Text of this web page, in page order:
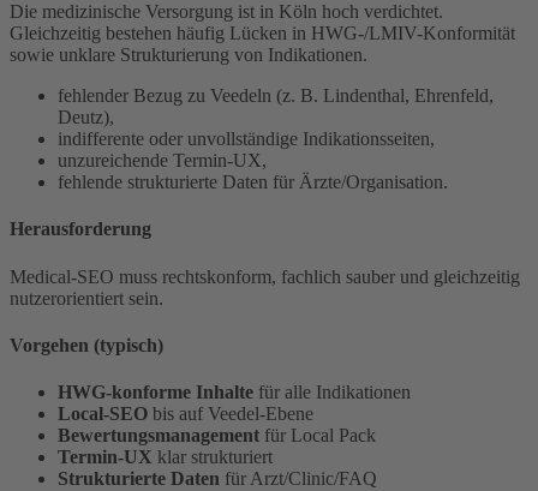
Die medizinische Versorgung ist in Köln hoch verdichtet.
Gleichzeitig bestehen häufig Lücken in HWG-/LMIV-Konformität
sowie unklare Strukturierung von Indikationen.
fehlender Bezug zu Veedeln (z. B. Lindenthal, Ehrenfeld,
Deutz),
indifferente oder unvollständige Indikationsseiten,
unzureichende Termin-UX,
fehlende strukturierte Daten für Ärzte/Organisation.
Herausforderung
Medical-SEO muss rechtskonform, fachlich sauber und gleichzeitig
nutzerorientiert sein.
Vorgehen (typisch)
HWG-konforme Inhalte für alle Indikationen
Local-SEO bis auf Veedel-Ebene
Bewertungsmanagement für Local Pack
Termin-UX klar strukturiert
Strukturierte Daten für Arzt/Clinic/FAQ